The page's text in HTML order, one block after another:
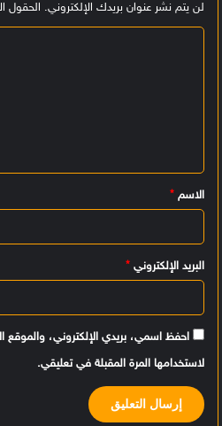
لن يتم نشر عنوان بريدك الإلكتروني. الحقول
ي
ق
الاسم *
البريد الإلكتروني *
احفظ اسمي، بريدي الإلكتروني، والموقع
لاستخدامها المرة المقبلة في تعليقي.